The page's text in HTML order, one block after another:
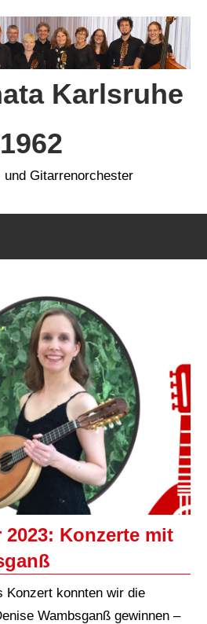
Karlsruhe
1962
und Gitarrenorchester
2023: Konzerte mit
Konzert konnten wir die
Wambsganß gewinnen –